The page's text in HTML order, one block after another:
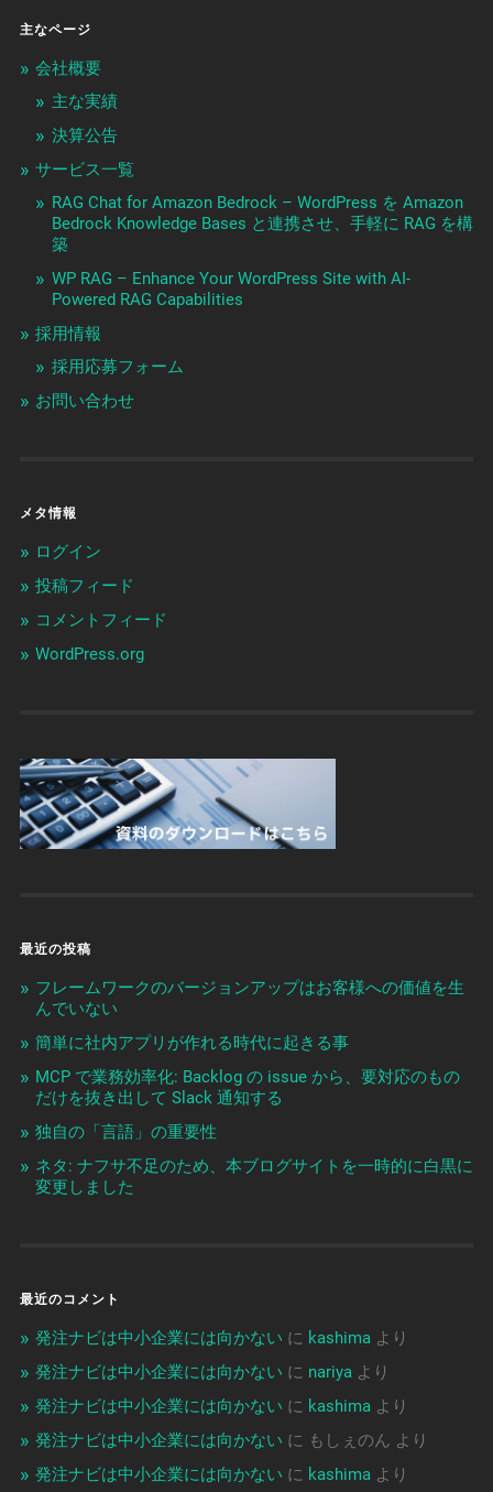
主なページ
会社概要
主な実績
決算公告
サービス一覧
RAG Chat for Amazon Bedrock – WordPress を Amazon
Bedrock Knowledge Bases と連携させ、手軽に RAG を構
築
WP RAG – Enhance Your WordPress Site with AI-
Powered RAG Capabilities
採用情報
採用応募フォーム
お問い合わせ
メタ情報
ログイン
投稿フィード
コメントフィード
WordPress.org
最近の投稿
フレームワークのバージョンアップはお客様への価値を生
んでいない
簡単に社内アプリが作れる時代に起きる事
MCP で業務効率化: Backlog の issue から、要対応のもの
だけを抜き出して Slack 通知する
独自の「言語」の重要性
ネタ: ナフサ不足のため、本ブログサイトを一時的に白黒に
変更しました
最近のコメント
発注ナビは中小企業には向かない に kashimaより
発注ナビは中小企業には向かない に nariyaより
発注ナビは中小企業には向かない に kashimaより
発注ナビは中小企業には向かない に もしぇのん より
発注ナビは中小企業には向かない に kashimaより